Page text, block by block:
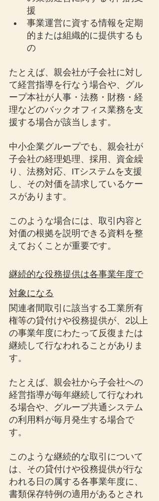
援
事業運営に資する情報を定期
的または組織的に提供するも
の
たとえば、親会社が子会社に対し
て経営指導を行なう場合や、グル
ープ本社が人事・法務・財務・経
理などのバックオフィス業務を支
援する場合が該当します。
中小企業グループでも、親会社が
子会社の経理処理、採用、資金繰
り、法務対応、ITシステムを支援
し、その対価を請求しているケー
スがあります。
このような場合には、取引内容と
対価の根拠を説明できる資料を整
えておくことが重要です。
継続的な役務提供は各事業年度で
対象になる
関連者間取引に該当する工業所有
権等の貸付けや役務提供が、2以上
の事業年度にわたって反復または
継続して行なわれることがありま
す。
たとえば、親会社から子会社への
経営指導が毎年継続して行なわれ
る場合や、グループ共通システム
の利用料が毎月発生する場合で
す。
このような継続的な取引について
は、その貸付けや役務提供が行な
われる日の属する各事業年度に、
書類保存特例の適用があるとされ